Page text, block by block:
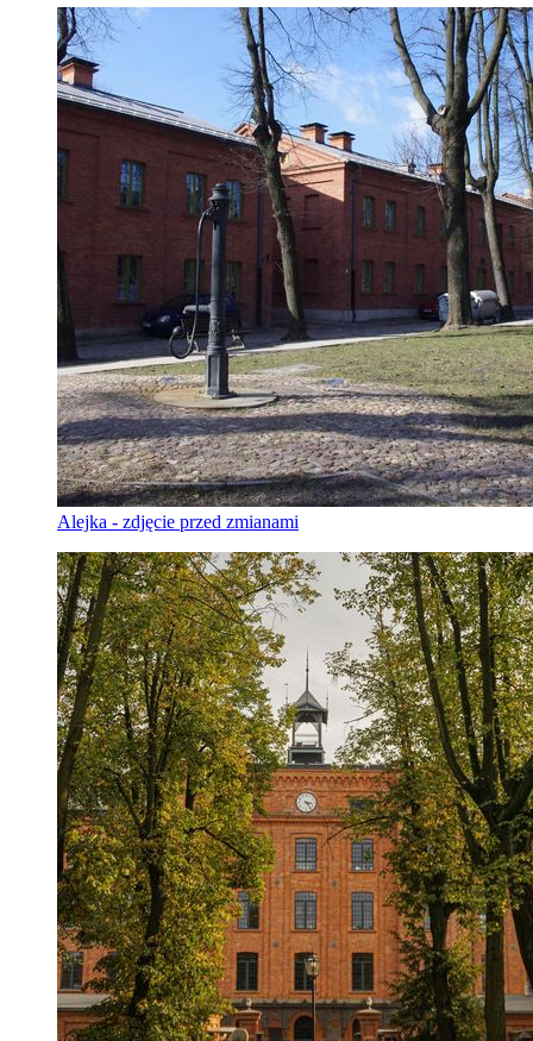
Alejka - zdjęcie przed zmianami